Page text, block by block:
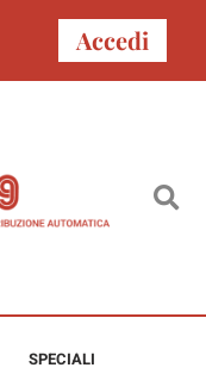
Accedi
SPECIALI